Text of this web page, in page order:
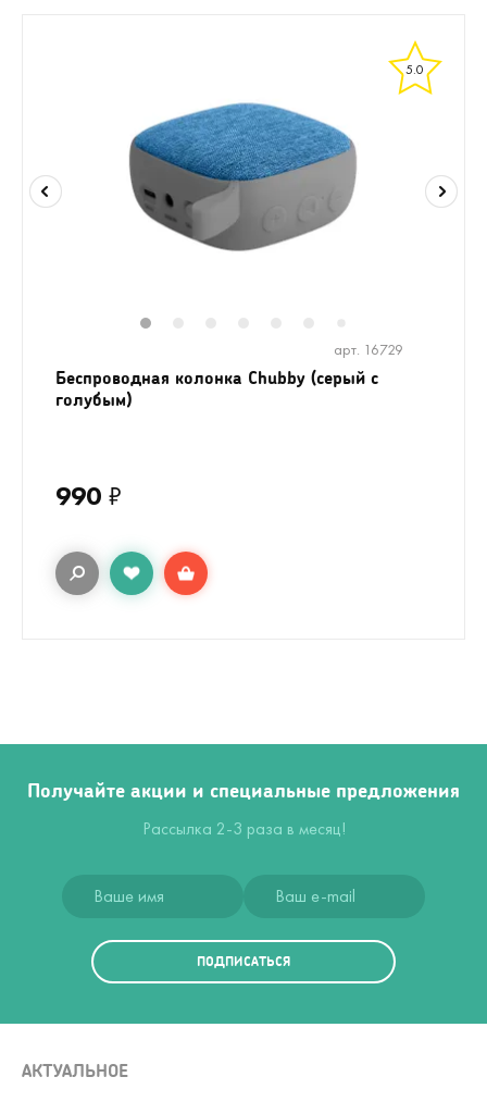
5.0
арт. 16729
Беспроводная колонка Chubby (серый с
голубым)
990 ₽
Получайте акции и специальные предложения
Рассылка 2-3 раза в месяц!
ПОДПИСАТЬСЯ
АКТУАЛЬНОЕ